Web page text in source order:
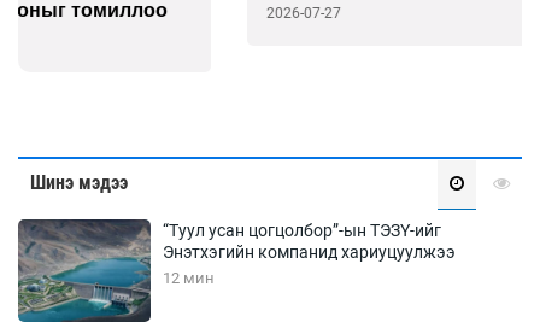
2026-07-27
Шинэ мэдээ
“Туул усан цогцолбор”-ын ТЭЗҮ-ийг
Энэтхэгийн компанид хариуцуулжээ
12 мин